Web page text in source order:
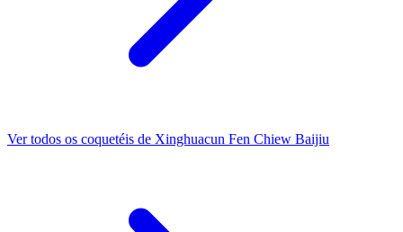
Ver todos os coquetéis de Xinghuacun Fen Chiew Baijiu